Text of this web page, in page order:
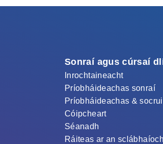
Sonraí agus cúrsaí
Inrochtaineacht
Príobháideachas sonraí
Príobháideachas &
Cóipcheart
Séanadh
Ráiteas ar an